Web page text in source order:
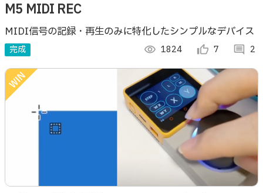
M5 MIDI REC
MIDI信号の記録・再生のみに特化したシンプルなデバイス
完成 visibility 1824 thumb_up_alt 7 comment 2